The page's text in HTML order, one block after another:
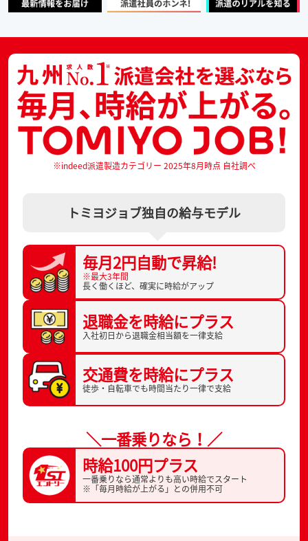
※indeed派遣製造カテゴリー 2025年8月時点 自社調べ
トミヨジョブ独自の給与モデル
毎月2円自動で昇給!
※最大3年間
長く働くほど、 確実に時給がアップ
退職金を時給にプラス
入社初日から退職金相当額を一律支給
交通費を時給にプラス
徒歩・自転車でも時間当たり一律で支給
＼一番乗りなら！／
時給100円プラス
一番乗りなら通常よりも高い時給でスタート
※「毎月時給が上がる」との併用不可